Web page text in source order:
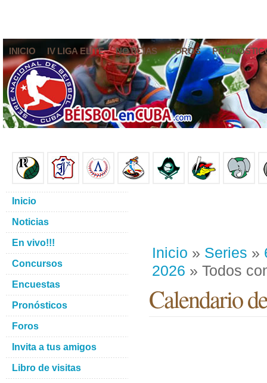
INICIO IV LIGA ELITE NOTICIAS FOROS
Inicio » Series »
2026 » Todos
Calendario
Inicio
Noticias
En vivo!!!
Concursos
Encuestas
Pronósticos
Foros
Invita a tus amigos
Libro de visitas